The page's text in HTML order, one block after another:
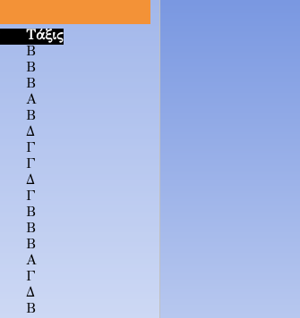
Τάξις
Β
Β
Β
Α
Β
Δ
Γ
Γ
Δ
Γ
Β
Β
Β
Α
Γ
Δ
Β